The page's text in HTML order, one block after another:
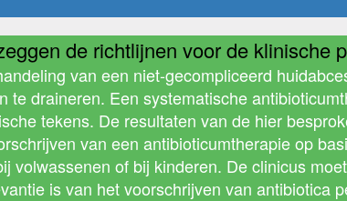
de richtlijnen voor de klinische
van een niet-gecompliceerd
te draineren. Een systematische
tekens. De resultaten van de hier
van een antibioticumtherapie op
volwassenen of bij kinderen. De clinicus
is van het voorschrijven van antibiotica